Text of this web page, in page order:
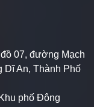
07, đường Mạch
An, Thành Phố
phố Đông